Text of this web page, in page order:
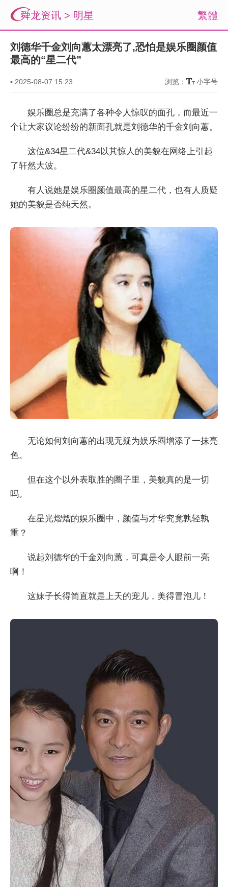
繁體
舜龙资讯 > 明星
刘德华千金刘向蕙太漂亮了,恐怕是娱乐圈颜值
最高的“星二代”
▪ 2025-08-07 15:23 浏览： 小字号
娱乐圈总是充满了各种令人惊叹的面孔，而最近一
个让大家议论纷纷的新面孔就是刘德华的千金刘向蕙。
这位&34星二代&34以其惊人的美貌在网络上引起
了轩然大波。
有人说她是娱乐圈颜值最高的星二代，也有人质疑
她的美貌是否纯天然。
无论如何刘向蕙的出现无疑为娱乐圈增添了一抹亮
色。
但在这个以外表取胜的圈子里，美貌真的是一切
吗。
在星光熠熠的娱乐圈中，颜值与才华究竟孰轻孰
重？
说起刘德华的千金刘向蕙，可真是令人眼前一亮
啊！
这妹子长得简直就是上天的宠儿，美得冒泡儿！